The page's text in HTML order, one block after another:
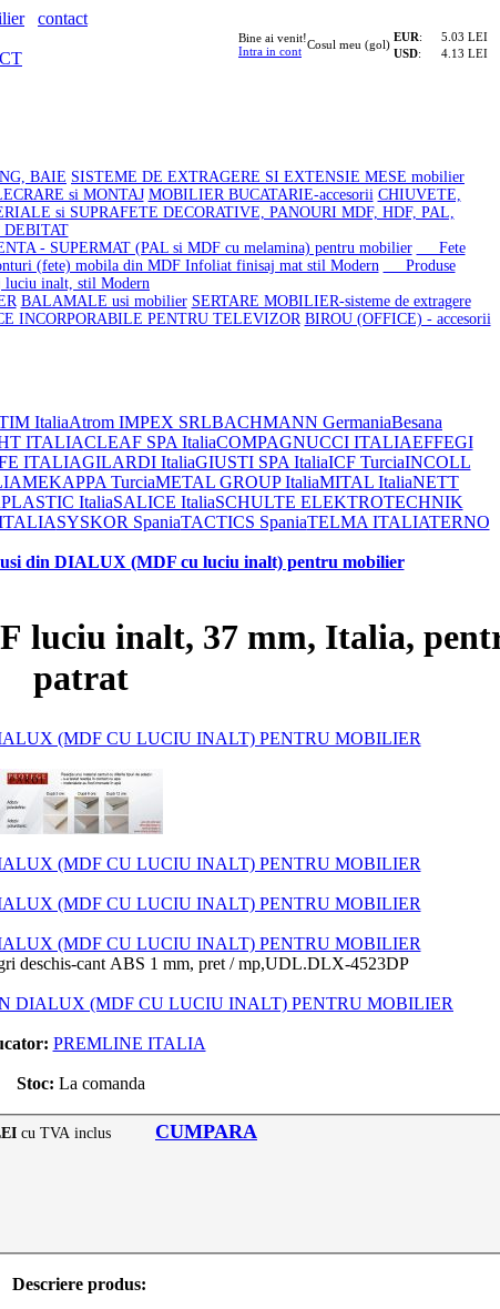
contact
Bine ai venit!
Intra in cont Cosul meu (gol)
EUR:
5.03 LEI
USD: 4.13 LEI
BAIE SISTEME DE EXTRAGERE SI EXTENSIE MESE mobilier
si MONTAJ MOBILIER BUCATARIE-accesorii CHIUVETE,
si SUPRAFETE DECORATIVE, PANOURI MDF, HDF, PAL,
DEBITAT
- SUPERMAT (PAL si MDF cu melamina) pentru mobilier
Fete
(fete) mobila din MDF Infoliat finisaj mat stil Modern
Produse
inalt, stil Modern
BALAMALE usi mobilier SERTARE MOBILIER-sisteme de extragere
INCORPORABILE PENTRU TELEVIZOR BIROU (OFFICE) - accesorii
ItaliaAtrom IMPEX SRLBACHMANN GermaniaBesana
ITALIACLEAF SPA ItaliaCOMPAGNUCCI ITALIAEFFEGI
ITALIAGILARDI ItaliaGIUSTI SPA ItaliaICF TurciaINCOLL
MEKAPPA TurciaMETAL GROUP ItaliaMITAL ItaliaNETT
ItaliaSALICE ItaliaSCHULTE ELEKTROTECHNIK
SYSKOR SpaniaTACTICS SpaniaTELMA ITALIATERNO
din DIALUX (MDF cu luciu inalt) pentru mobilier
luciu inalt, 37 mm, Italia,
patrat
deschis-cant ABS 1 mm, pret / mp,UDL.DLX-4523DP
DIALUX (MDF CU LUCIU INALT) PENTRU MOBILIER
PREMLINE ITALIA
Stoc: La comanda
cu TVA inclus CUMPARA
Descriere produs: